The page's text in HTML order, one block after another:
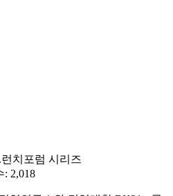
치포럼 시리즈
: 2,018